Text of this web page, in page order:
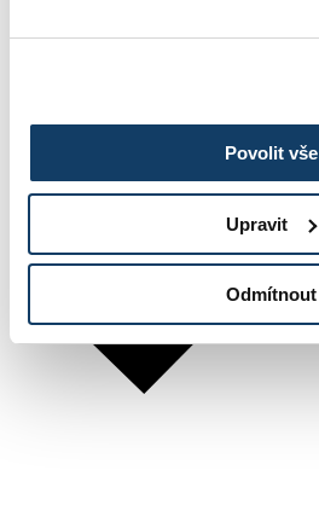
Povolit vše
Upravit
Odmítnout